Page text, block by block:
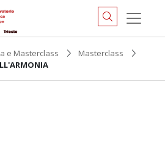
e Masterclass
Masterclass